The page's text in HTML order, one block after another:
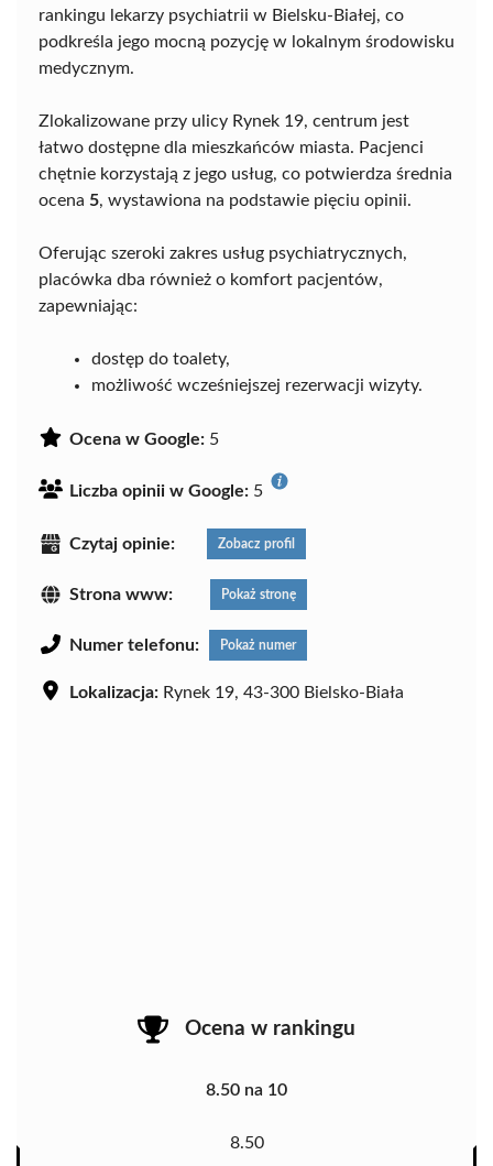
rankingu lekarzy psychiatrii w Bielsku-Białej, co
podkreśla jego mocną pozycję w lokalnym środowisku
medycznym.
Zlokalizowane przy ulicy Rynek 19, centrum jest
łatwo dostępne dla mieszkańców miasta. Pacjenci
chętnie korzystają z jego usług, co potwierdza średnia
ocena 5, wystawiona na podstawie pięciu opinii.
Oferując szeroki zakres usług psychiatrycznych,
placówka dba również o komfort pacjentów,
zapewniając:
dostęp do toalety,
możliwość wcześniejszej rezerwacji wizyty.
Ocena w Google: 5
Liczba opinii w Google: 5
Czytaj opinie: Zobacz profil
Strona www: Pokaż stronę
Numer telefonu: Pokaż numer
Lokalizacja: Rynek 19, 43-300 Bielsko-Biała
Ocena w rankingu
8.50 na 10
8.50